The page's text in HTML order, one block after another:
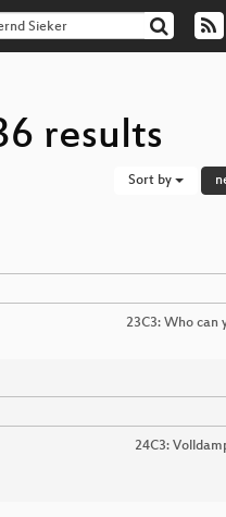
results
Sort by
23C3: Who can
24C3: